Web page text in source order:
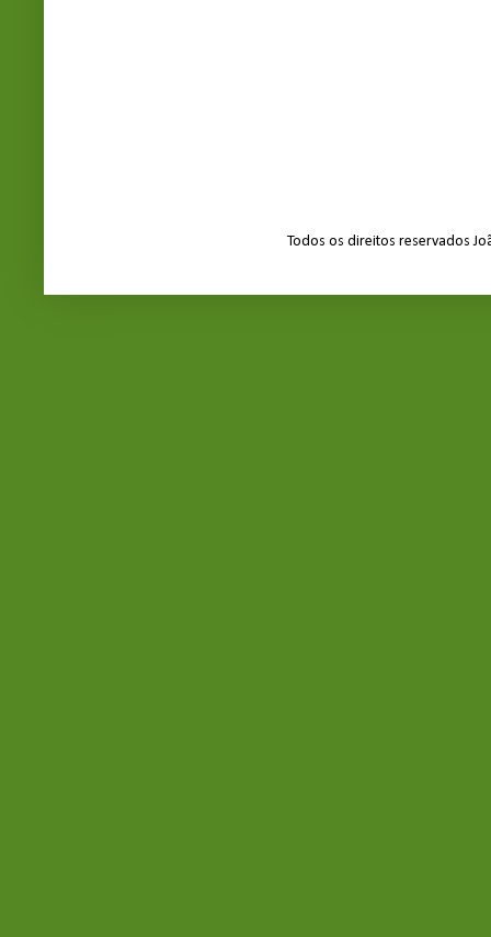
Todos os direitos reservados